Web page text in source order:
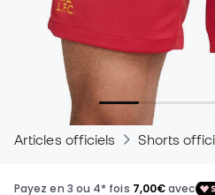
Articles officiels Shorts